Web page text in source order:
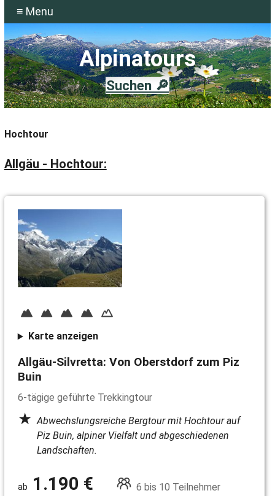
≡ Menu
Suchen 🔎
Alpinatours
Hochtour
Allgäu - Hochtour:
Karte anzeigen
Allgäu-Silvretta: Von Oberstdorf zum Piz
Buin
6-tägige geführte Trekkingtour
Abwechslungsreiche Bergtour mit Hochtour auf
Piz Buin, alpiner Vielfalt und abgeschiedenen
Landschaften.
1.190 € 6 bis 10 Teilnehmer